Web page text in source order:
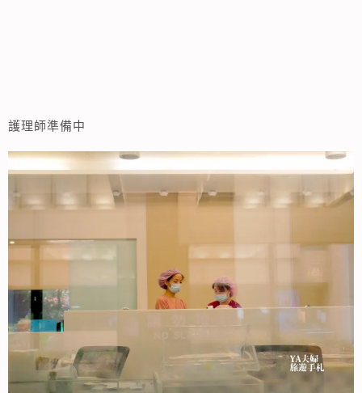
護理師準備中